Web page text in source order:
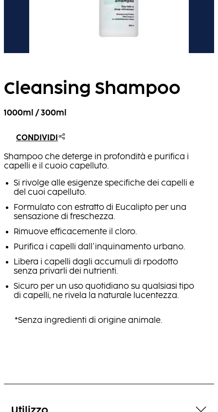
Cleansing Shampoo
1000ml / 300ml
CONDIVIDI
Shampoo che deterge in profondità e purifica i
capelli e il cuoio capelluto.
Si rivolge alle esigenze specifiche dei capelli e
del cuoi capelluto.
Formulato con estratto di Eucalipto per una
sensazione di freschezza.
Rimuove efficacemente il cloro.
Purifica i capelli dall'inquinamento urbano.
Libera i capelli dagli accumuli di rpodotto
senza privarli dei nutrienti.
Sicuro per un uso quotidiano su qualsiasi tipo
di capelli, ne rivela la naturale lucentezza.
*Senza ingredienti di origine animale.